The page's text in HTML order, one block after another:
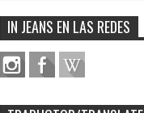
IN JEANS EN LAS REDES